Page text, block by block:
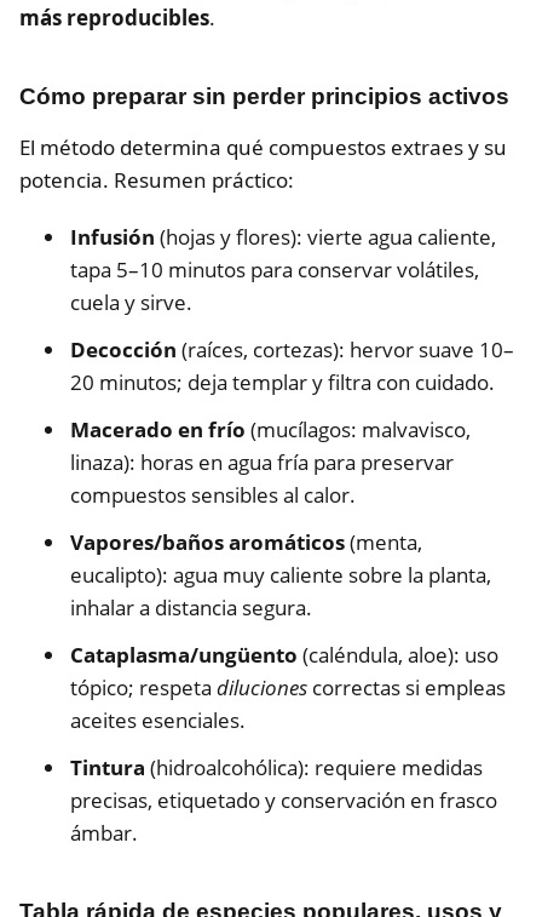
más reproducibles.
Cómo preparar sin perder principios activos
El método determina qué compuestos extraes y su
potencia. Resumen práctico:
Infusión (hojas y flores): vierte agua caliente,
tapa 5–10 minutos para conservar volátiles,
cuela y sirve.
Decocción (raíces, cortezas): hervor suave 10–
20 minutos; deja templar y filtra con cuidado.
Macerado en frío (mucílagos: malvavisco,
linaza): horas en agua fría para preservar
compuestos sensibles al calor.
Vapores/baños aromáticos(menta,
eucalipto): agua muy caliente sobre la planta,
inhalar a distancia segura.
Cataplasma/ungüento (caléndula, aloe): uso
tópico; respeta diluciones correctas si empleas
aceites esenciales.
Tintura (hidroalcohólica): requiere medidas
precisas, etiquetado y conservación en frasco
ámbar.
Tabla rápida de especies populares, usos y